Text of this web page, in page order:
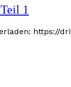
1
https://